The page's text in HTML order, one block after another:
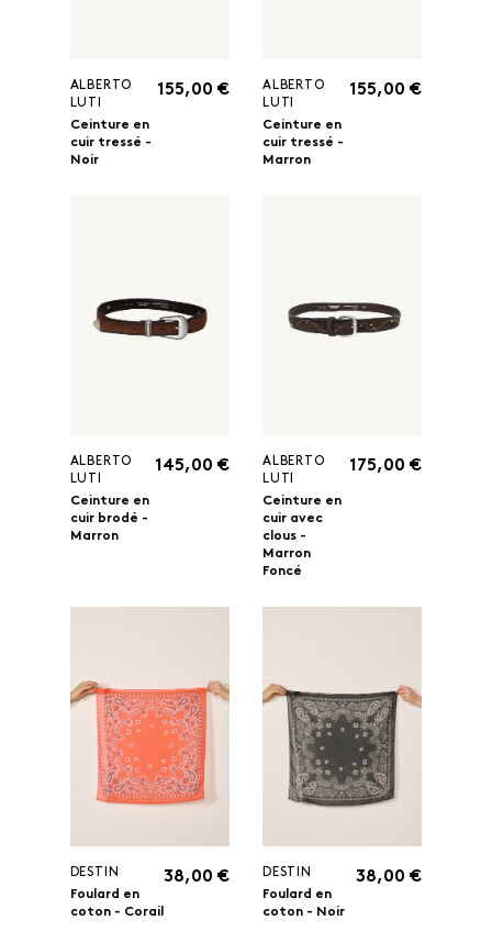
ALBERTO
LUTI
Ceinture en
cuir tressé -
Noir
155,00 €
ALBERTO
LUTI
Ceinture en
cuir tressé -
Marron
155,00 €
ALBERTO
LUTI
Ceinture en
cuir brodé -
Marron
145,00 €
ALBERTO
LUTI
Ceinture en
cuir avec
clous -
Marron
Foncé
175,00 €
DESTIN
Foulard en
coton - Corail
38,00 €
DESTIN
Foulard en
coton - Noir
38,00 €